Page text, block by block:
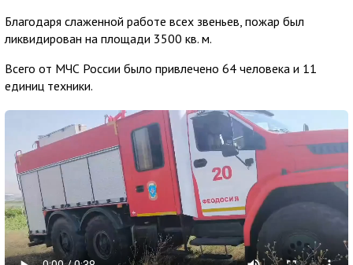
Благодаря слаженной работе всех звеньев, пожар был
ликвидирован на площади 3500 кв. м.
Всего от МЧС России было привлечено 64 человека и 11
единиц техники.